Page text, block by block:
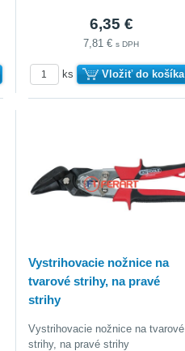
6,35 €
7,81 €s DPH
ks Vložiť do košíka
Vystrihovacie nožnice na
tvarové strihy, na pravé
strihy
Vystrihovacie nožnice na tvarové
strihy, na pravé strihy